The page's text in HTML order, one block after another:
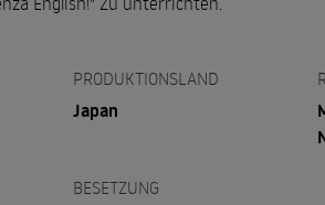
PRODUKTIONSLAND
Japan
BESETZUNG